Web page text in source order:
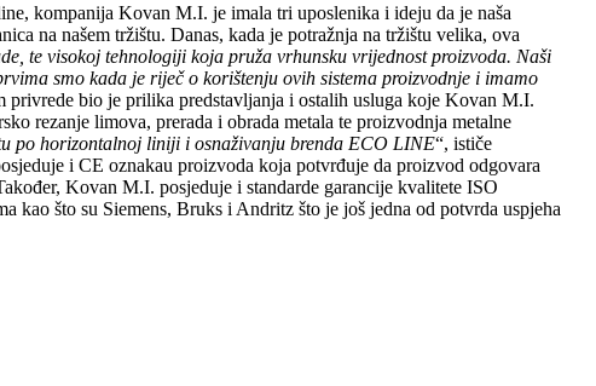
kompanija Kovan M.I. je imala tri uposlenika i ideju da je naša
na našem tržištu. Danas, kada je potražnja na tržištu velika, ova
te visokoj tehnologiji koja pruža vrhunsku vrijednost proizvoda. Naši
smo kada je riječ o korištenju ovih sistema proizvodnje i imamo
privrede bio je prilika predstavljanja i ostalih usluga koje Kovan M.I.
rezanje limova, prerada i obrada metala te proizvodnja metalne
po horizontalnoj liniji i osnaživanju brenda ECO LINE“, ističe
i CE oznakau proizvoda koja potvrđuje da proizvod odgovara
Kovan M.I. posjeduje i standarde garancije kvalitete ISO
kao što su Siemens, Bruks i Andritz što je još jedna od potvrda uspjeha